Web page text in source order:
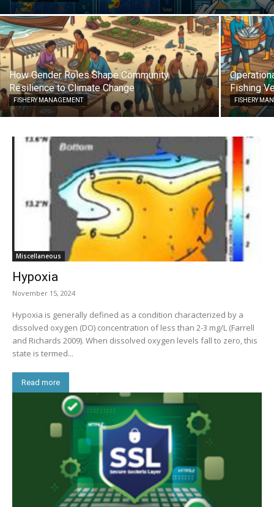
How Gender Roles Shape Community
Resilience to Climate Change
FISHERY MANAGEMENT
Fishing
FISHERY
Miscellaneous
Hypoxia
November 15, 2024
Hypoxia is generally defined as a condition characterized by a
dissolved oxygen (DO) concentration of less than 2-3 mg/L (Farrell
and Richards 2009). When dissolved oxygen levels fall to zero, this
state is termed...
Read more